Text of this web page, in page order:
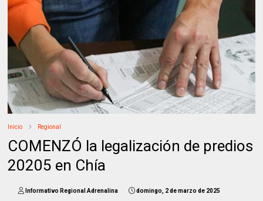
Inicio Regional
COMENZÓ la legalización de predios
20205 en Chía
Informativo Regional Adrenalina domingo, 2 de marzo de 2025